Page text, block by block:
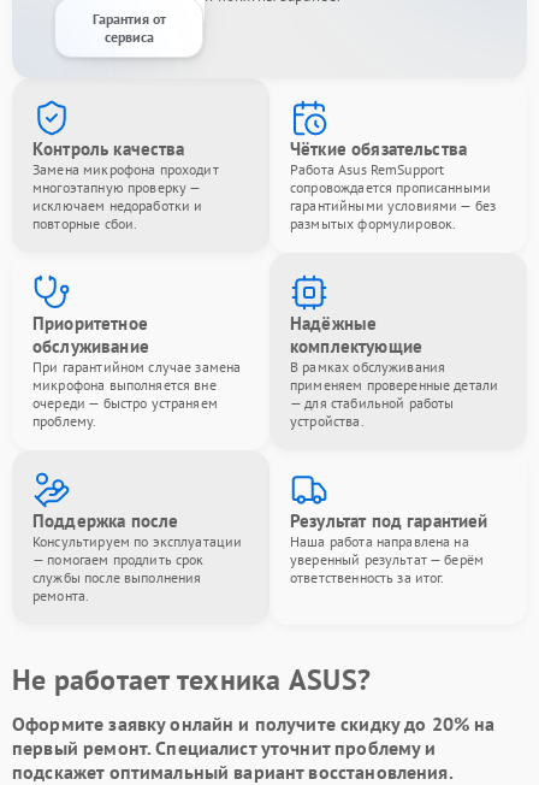
Гарантия от
сервиса
Контроль качества
Замена микрофона проходит
многоэтапную проверку —
исключаем недоработки и
повторные сбои.
Чёткие обязательства
Работа Asus RemSupport
сопровождается прописанными
гарантийными условиями — без
размытых формулировок.
Приоритетное
обслуживание
При гарантийном случае замена
микрофона выполняется вне
очереди — быстро устраняем
проблему.
Надёжные
комплектующие
В рамках обслуживания
применяем проверенные детали
— для стабильной работы
устройства.
Поддержка после
Консультируем по эксплуатации
— помогаем продлить срок
службы после выполнения
ремонта.
Результат под гарантией
Наша работа направлена на
уверенный результат — берём
ответственность за итог.
Не работает техника ASUS?
Оформите заявку онлайн и получитескидку до 20% на
первый ремонт. Специалист уточнит проблему и
подскажет оптимальный вариант восстановления.